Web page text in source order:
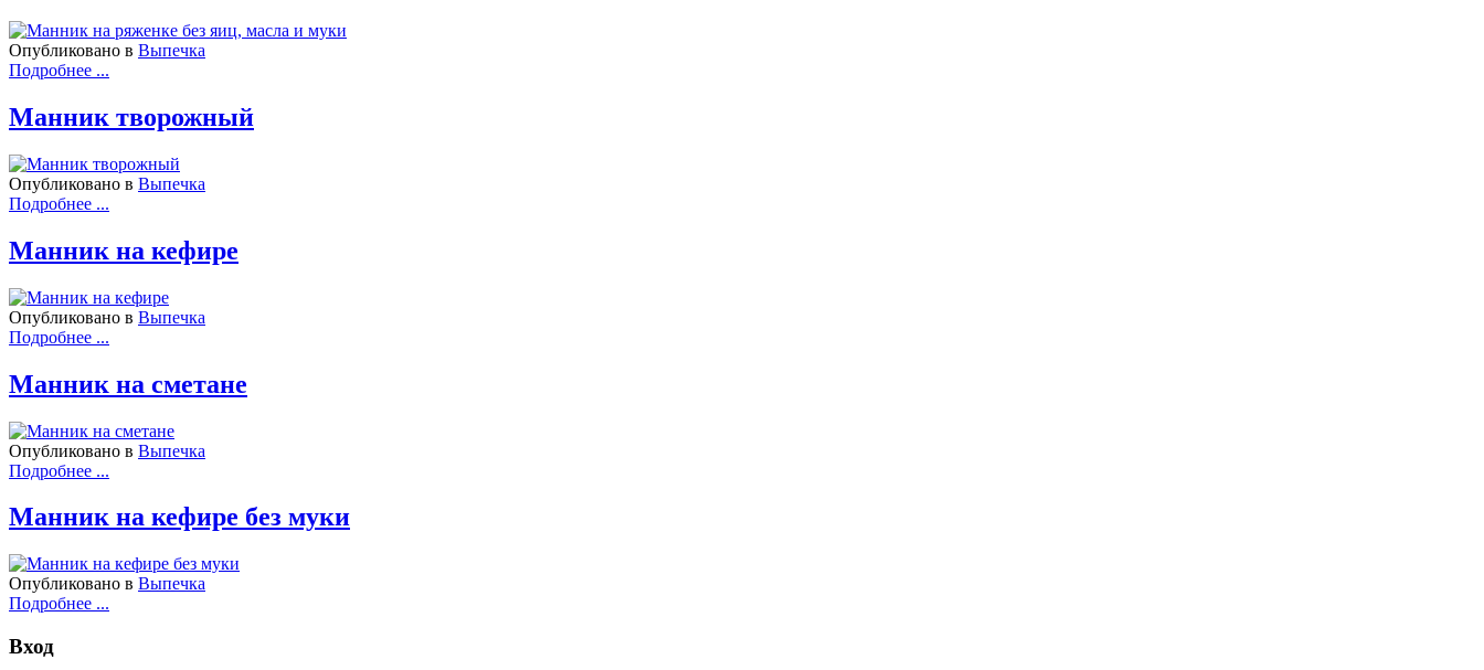
Опубликовано в Выпечка
Подробнее ...
Манник творожный
Опубликовано в Выпечка
Подробнее ...
Манник на кефире
Опубликовано в Выпечка
Подробнее ...
Манник на сметане
Опубликовано в Выпечка
Подробнее ...
Манник на кефире без муки
Опубликовано в Выпечка
Подробнее ...
Вход